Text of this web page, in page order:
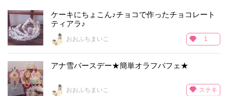
ケーキにちょこん♪チョコで作ったチョコレート
ティアラ♪
おおふちまいこ 1
アナ雪バースデー★簡単オラフパフェ★
おおふちまいこ ステキ